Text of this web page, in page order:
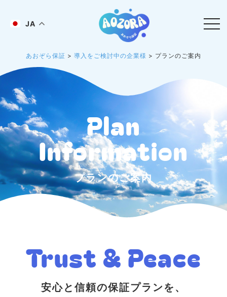
JA
あおぞら保証 > 導入をご検討中の企業様 > プランのご案内
Plan
Information
プランのご案内
Trust & Peace
安心と信頼の保証プランを、